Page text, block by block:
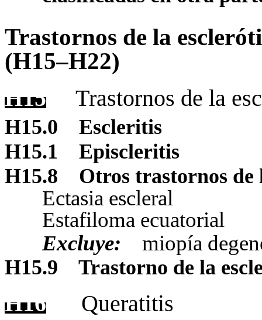
Trastornos de la
(H15–H22)
H15 Trastornos de la
H15.0
Escleritis
H15.1
Episcleritis
H15.8
Otros trastornos de
Ectasia escleral
Estafiloma ecuatorial
Excluye:
miopía
H15.9 Trastorno de la
H16 Queratitis